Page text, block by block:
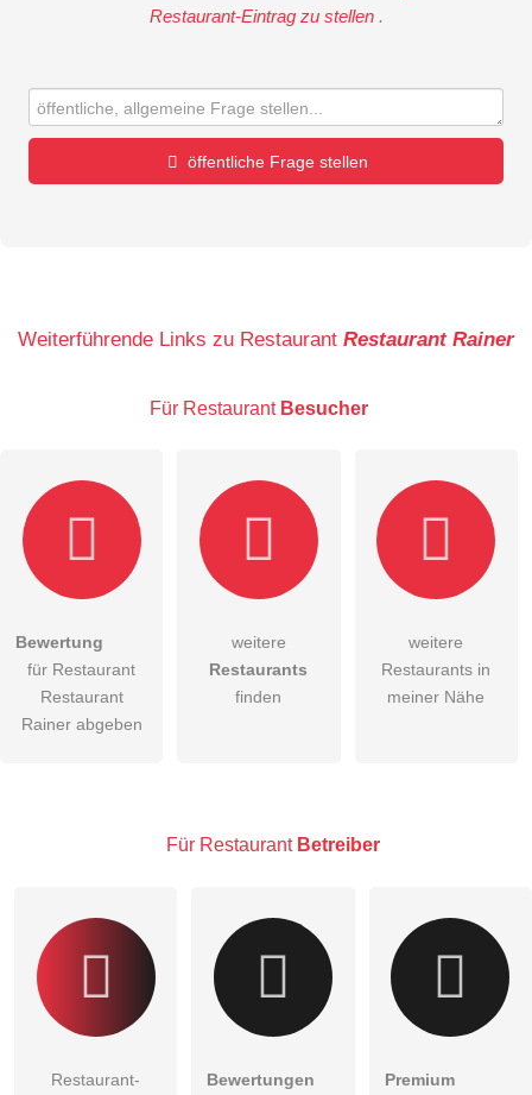
Restaurant-Eintrag zu stellen .
öffentliche Frage stellen
E-Mail-Adresse (wird nicht veröffentlicht)
Hiermit akzeptiere ich dieAGB
DieDatenschutzerklärung habe ich zur Kenntnis genommen.
Besucher sichtbar.
Weiterführende Links zu Restaurant Restaurant Rainer
Für Restaurant Besucher
Bewertung
für Restaurant
Restaurant
Rainer abgeben
weitere
Restaurants
finden
weitere
Restaurants in
meiner Nähe
Für Restaurant Betreiber
Restaurant-
Bewertungen
Premium